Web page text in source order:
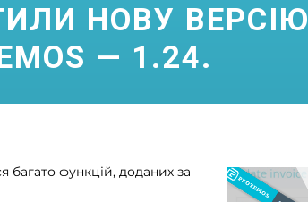
НОВУ ВЕРСІЮ
— 1.24.
багато функцій, доданих за